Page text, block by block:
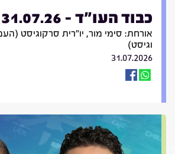
כבוד העו"ד - 31.07.26
אורחת: סימי מור, יו"רית סרקוגיסט
וגיסט)
31.07.2026